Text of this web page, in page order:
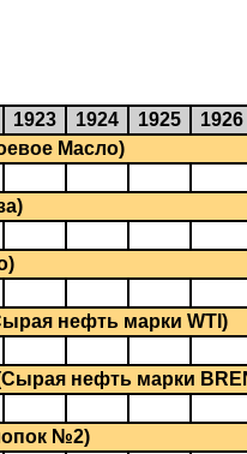
1923 1924 1925 1926
Масло)
нефть марки WTI)
нефть марки
№2)